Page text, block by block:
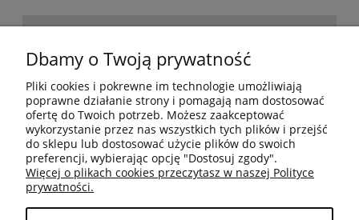
BESTSELLERY
MOJE KONTO
Dbamy o Twoją prywatność
Pliki cookies i pokrewne im technologie umożliwiają
poprawne działanie strony i pomagają nam dostosować
ofertę do Twoich potrzeb. Możesz zaakceptować
wykorzystanie przez nas wszystkich tych plików i przejść
do sklepu lub dostosować użycie plików do swoich
preferencji, wybierając opcję "Dostosuj zgody".
Więcej o plikach cookies przeczytasz w naszej Polityce
prywatności.